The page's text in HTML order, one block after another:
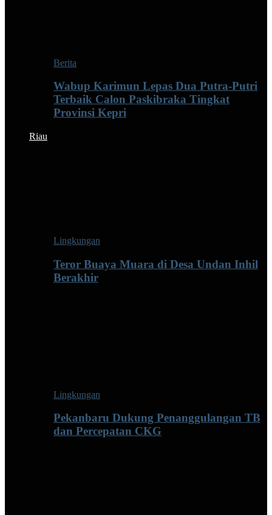
Berita
Wabup Karimun Lepas Dua Putra-Putri
Terbaik Calon Paskibraka Tingkat
Provinsi Kepri
Riau
Lingkungan
Teror Buaya Muara di Desa Undan Inhil
Berakhir
Lingkungan
Pekanbaru Dukung Penanggulangan TB
dan Percepatan CKG